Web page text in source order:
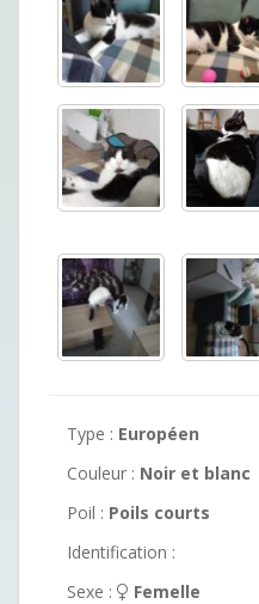
Type : Européen
Couleur : Noir et blanc
Poil : Poils courts
Identification :
Sexe :
Femelle